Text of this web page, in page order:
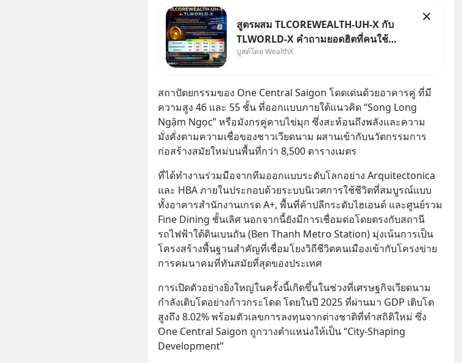
สูตรผสม TLCOREWEALTH-UH-X กับ
TLWORLD-X คำถามยอดฮิตที่คนใช้
WealthX ถามเข้ามา
บูสต์โดย WealthX
สถาปัตยกรรมของ One Central Saigon โดดเด่นด้วยอาคารคู่ ที่มี
ความสูง 46 และ 55 ชั้น ที่ออกแบบภายใต้แนวคิด “Song Long
Ngậm Ngọc” หรือมังกรคู่คาบไข่มุก ซึ่งสะท้อนถึงพลังและความ
มั่งคั่งตามความเชื่อของชาวเวียดนาม ผสานเข้ากับนวัตกรรมการ
ก่อสร้างสมัยใหม่บนพื้นที่กว่า 8,500 ตารางเมตร
ที่ได้ทำงานร่วมมือจากทีมออกแบบระดับโลกอย่าง Arquitectonica
และ HBA ภายในประกอบด้วยระบบนิเวศการใช้ชีวิตที่สมบูรณ์แบบ
ทั้งอาคารสำนักงานเกรด A+, พื้นที่ค้าปลีกระดับไฮเอนด์ และศูนย์รวม
Fine Dining ชั้นเลิศ นอกจากนี้ยังมีการเชื่อมต่อโดยตรงกับสถานี
รถไฟฟ้าใต้ดินเบนถัน (Ben Thanh Metro Station) มุ่งเน้นการเป็น
โครงสร้างพื้นฐานสำคัญที่เชื่อมโยงวิถีชีวิตคนเมืองเข้ากับโครงข่าย
การคมนาคมที่ทันสมัยที่สุดของประเทศ
การเปิดตัวอย่างยิ่งใหญ่ในครั้งนี้เกิดขึ้นในช่วงที่เศรษฐกิจเวียดนาม
กำลังเติบโตอย่างก้าวกระโดด โดยในปี 2025 ที่ผ่านมา GDP เติบโต
สูงถึง 8.02% พร้อมตัวเลขการลงทุนจากต่างชาติที่ทำสถิติใหม่ ซึ่ง
One Central Saigon ถูกวางตำแหน่งให้เป็น “City-Shaping
Development”